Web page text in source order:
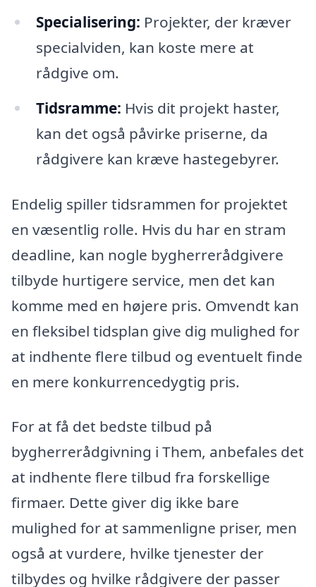
Specialisering: Projekter, der kræver
specialviden, kan koste mere at
rådgive om.
Tidsramme: Hvis dit projekt haster,
kan det også påvirke priserne, da
rådgivere kan kræve hastegebyrer.
Endelig spiller tidsrammen for projektet
en væsentlig rolle. Hvis du har en stram
deadline, kan nogle bygherrerådgivere
tilbyde hurtigere service, men det kan
komme med en højere pris. Omvendt kan
en fleksibel tidsplan give dig mulighed for
at indhente flere tilbud og eventuelt finde
en mere konkurrencedygtig pris.
For at få det bedste tilbud på
bygherrerådgivning i Them, anbefales det
at indhente flere tilbud fra forskellige
firmaer. Dette giver dig ikke bare
mulighed for at sammenligne priser, men
også at vurdere, hvilke tjenester der
tilbydes og hvilke rådgivere der passer